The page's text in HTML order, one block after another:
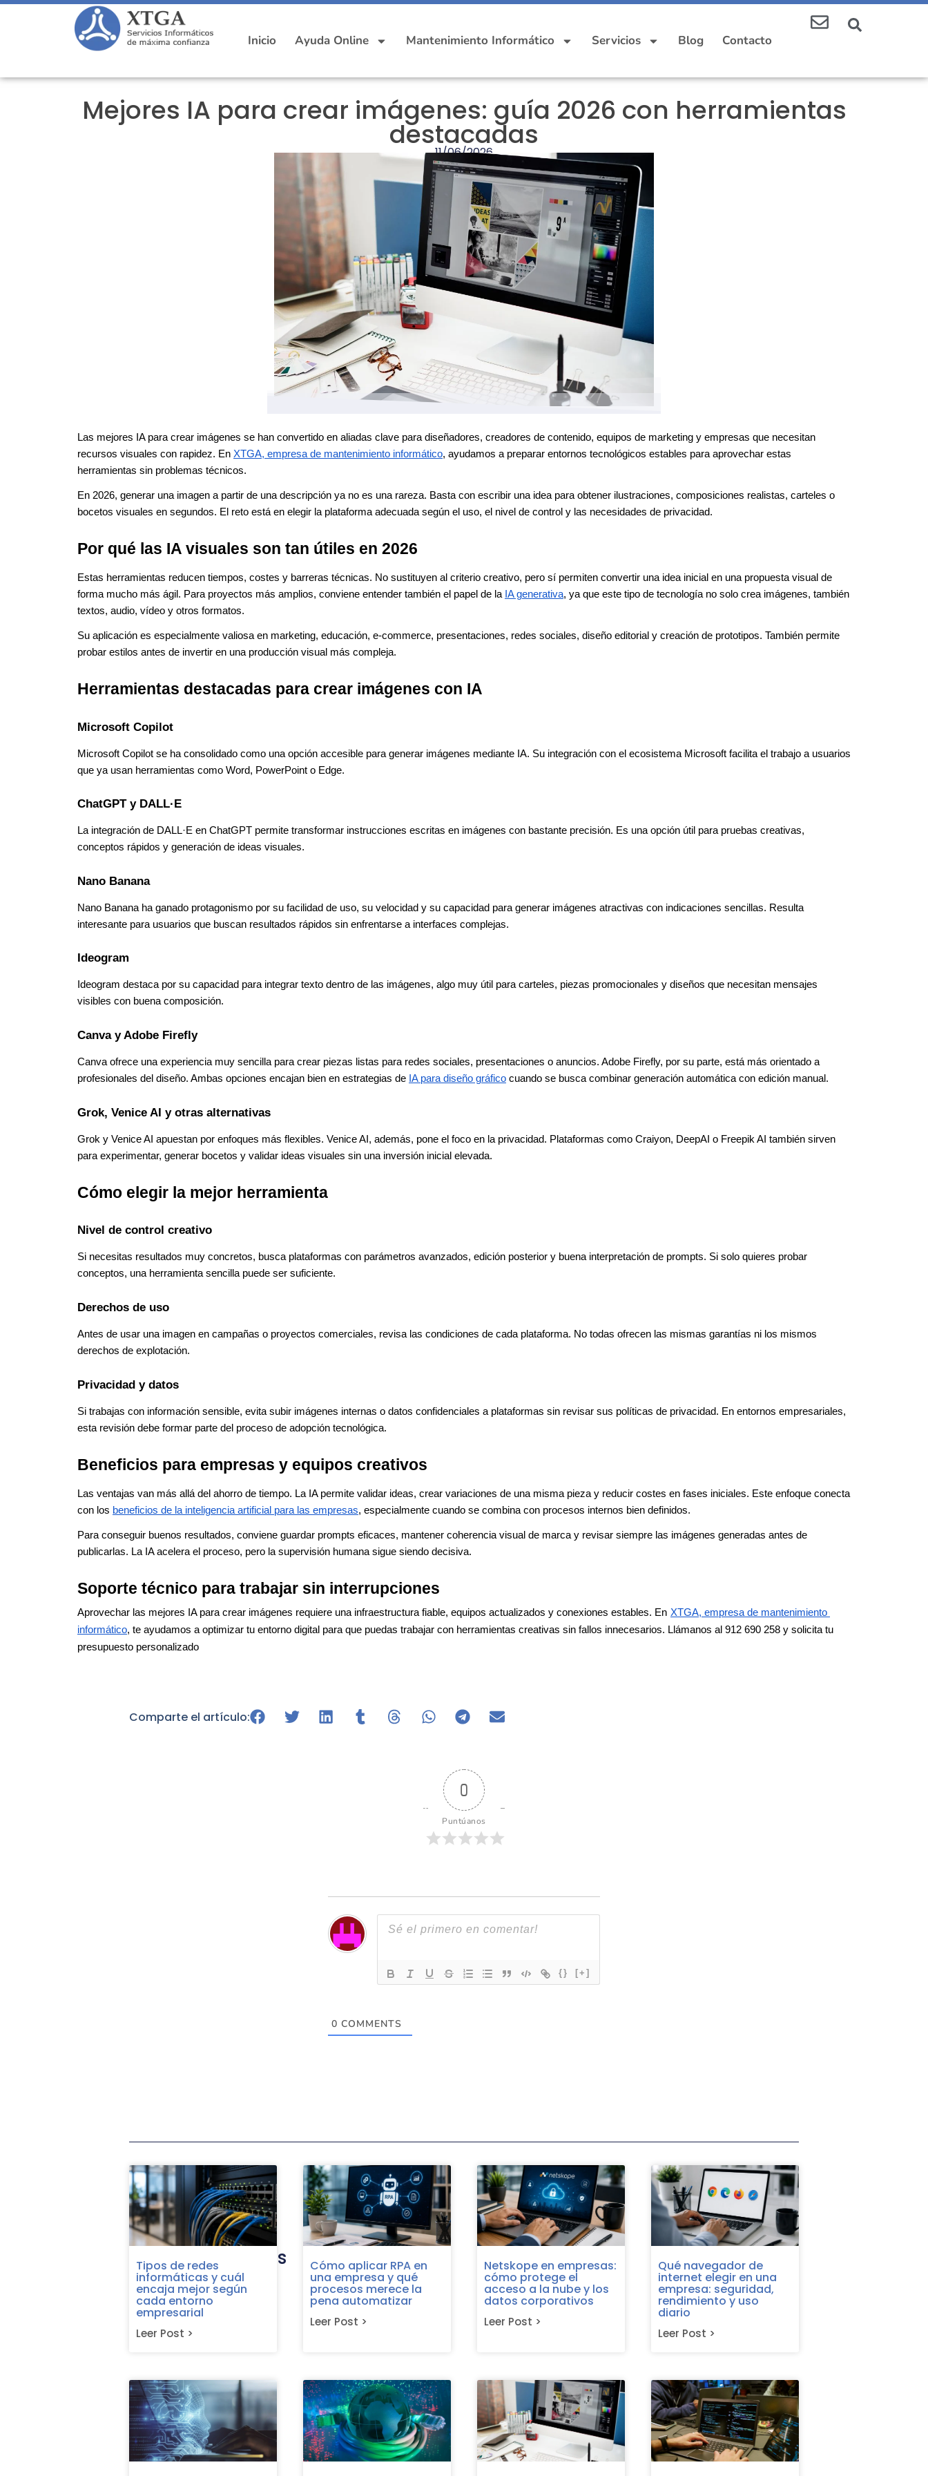
Inicio Ayuda Online Mantenimiento Informático Servicios Blog Contacto
Mejores IA para crear imágenes: guía 2026 con herramientas
destacadas
11/06/2026
Las mejores IA para crear imágenes se han convertido en aliadas clave para diseñadores, creadores de contenido, equipos de marketing y empresas que necesitan
recursos visuales con rapidez. En XTGA, empresa de mantenimiento informático, ayudamos a preparar entornos tecnológicos estables para aprovechar estas
herramientas sin problemas técnicos.
En 2026, generar una imagen a partir de una descripción ya no es una rareza. Basta con escribir una idea para obtener ilustraciones, composiciones realistas, carteles o
bocetos visuales en segundos. El reto está en elegir la plataforma adecuada según el uso, el nivel de control y las necesidades de privacidad.
Por qué las IA visuales son tan útiles en 2026
Estas herramientas reducen tiempos, costes y barreras técnicas. No sustituyen al criterio creativo, pero sí permiten convertir una idea inicial en una propuesta visual de
forma mucho más ágil. Para proyectos más amplios, conviene entender también el papel de la IA generativa, ya que este tipo de tecnología no solo crea imágenes, también
textos, audio, vídeo y otros formatos.
Su aplicación es especialmente valiosa en marketing, educación, e-commerce, presentaciones, redes sociales, diseño editorial y creación de prototipos. También permite
probar estilos antes de invertir en una producción visual más compleja.
Herramientas destacadas para crear imágenes con IA
Microsoft Copilot
Microsoft Copilot se ha consolidado como una opción accesible para generar imágenes mediante IA. Su integración con el ecosistema Microsoft facilita el trabajo a usuarios
que ya usan herramientas como Word, PowerPoint o Edge.
ChatGPT y DALL·E
La integración de DALL·E en ChatGPT permite transformar instrucciones escritas en imágenes con bastante precisión. Es una opción útil para pruebas creativas,
conceptos rápidos y generación de ideas visuales.
Nano Banana
Nano Banana ha ganado protagonismo por su facilidad de uso, su velocidad y su capacidad para generar imágenes atractivas con indicaciones sencillas. Resulta
interesante para usuarios que buscan resultados rápidos sin enfrentarse a interfaces complejas.
Ideogram
Ideogram destaca por su capacidad para integrar texto dentro de las imágenes, algo muy útil para carteles, piezas promocionales y diseños que necesitan mensajes
visibles con buena composición.
Canva y Adobe Firefly
Canva ofrece una experiencia muy sencilla para crear piezas listas para redes sociales, presentaciones o anuncios. Adobe Firefly, por su parte, está más orientado a
profesionales del diseño. Ambas opciones encajan bien en estrategias de IA para diseño gráfico cuando se busca combinar generación automática con edición manual.
Grok, Venice AI y otras alternativas
Grok y Venice AI apuestan por enfoques más flexibles. Venice AI, además, pone el foco en la privacidad. Plataformas como Craiyon, DeepAI o Freepik AI también sirven
para experimentar, generar bocetos y validar ideas visuales sin una inversión inicial elevada.
Cómo elegir la mejor herramienta
Nivel de control creativo
Si necesitas resultados muy concretos, busca plataformas con parámetros avanzados, edición posterior y buena interpretación de prompts. Si solo quieres probar
conceptos, una herramienta sencilla puede ser suficiente.
Derechos de uso
Antes de usar una imagen en campañas o proyectos comerciales, revisa las condiciones de cada plataforma. No todas ofrecen las mismas garantías ni los mismos
derechos de explotación.
Privacidad y datos
Si trabajas con información sensible, evita subir imágenes internas o datos confidenciales a plataformas sin revisar sus políticas de privacidad. En entornos empresariales,
esta revisión debe formar parte del proceso de adopción tecnológica.
Beneficios para empresas y equipos creativos
Las ventajas van más allá del ahorro de tiempo. La IA permite validar ideas, crear variaciones de una misma pieza y reducir costes en fases iniciales. Este enfoque conecta
con los beneficios de la inteligencia artificial para las empresas, especialmente cuando se combina con procesos internos bien definidos.
Para conseguir buenos resultados, conviene guardar prompts eficaces, mantener coherencia visual de marca y revisar siempre las imágenes generadas antes de
publicarlas. La IA acelera el proceso, pero la supervisión humana sigue siendo decisiva.
Soporte técnico para trabajar sin interrupciones
Aprovechar las mejores IA para crear imágenes requiere una infraestructura fiable, equipos actualizados y conexiones estables. En XTGA, empresa de mantenimiento
informático, te ayudamos a optimizar tu entorno digital para que puedas trabajar con herramientas creativas sin fallos innecesarios. Llámanos al 912 690 258 y solicita tu
presupuesto personalizado
Comparte el artículo:
0
Puntúanos
{} [+]
0 COMMENTS
Anterior Siguiente
Últimas entradas
Tipos de redes
informáticas y cuál
encaja mejor según
cada entorno
empresarial
Leer Post >
Cómo aplicar RPA en
una empresa y qué
procesos merece la
pena automatizar
Leer Post >
Netskope en empresas:
cómo protege el
acceso a la nube y los
datos corporativos
Leer Post >
Qué navegador de
internet elegir en una
empresa: seguridad,
rendimiento y uso
diario
Leer Post >